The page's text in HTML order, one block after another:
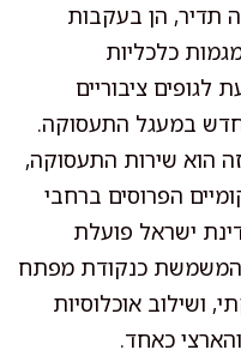
תדיר, הן בעקבות
כלכליות
ציבוריים
במעגל התעסוקה.
הוא שירות התעסוקה,
הפרוסים ברחבי
ישראל פועלת
המשמשת כנקודת מפתח
ושילוב אוכלוסיות
כאחד.